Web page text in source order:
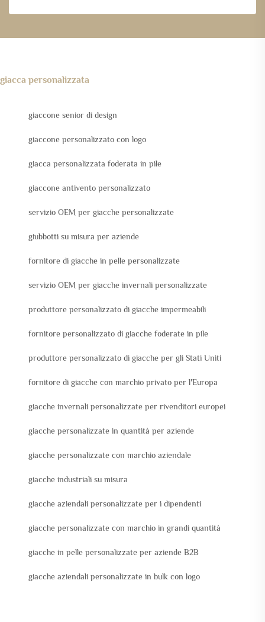
giacca personalizzata
giaccone senior di design
giaccone personalizzato con logo
giacca personalizzata foderata in pile
giaccone antivento personalizzato
servizio OEM per giacche personalizzate
giubbotti su misura per aziende
fornitore di giacche in pelle personalizzate
servizio OEM per giacche invernali personalizzate
produttore personalizzato di giacche impermeabili
fornitore personalizzato di giacche foderate in pile
produttore personalizzato di giacche per gli Stati Uniti
fornitore di giacche con marchio privato per l'Europa
giacche invernali personalizzate per rivenditori europei
giacche personalizzate in quantità per aziende
giacche personalizzate con marchio aziendale
giacche industriali su misura
giacche aziendali personalizzate per i dipendenti
giacche personalizzate con marchio in grandi quantità
giacche in pelle personalizzate per aziende B2B
giacche aziendali personalizzate in bulk con logo